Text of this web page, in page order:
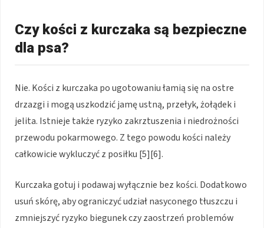
Czy kości z kurczaka są bezpieczne
dla psa?
Nie. Kości z kurczaka po ugotowaniu łamią się na ostre
drzazgi i mogą uszkodzić jamę ustną, przełyk, żołądek i
jelita. Istnieje także ryzyko zakrztuszenia i niedrożności
przewodu pokarmowego. Z tego powodu kości należy
całkowicie wykluczyć z posiłku [5][6].
Kurczaka gotuj i podawaj wyłącznie bez kości. Dodatkowo
usuń skórę, aby ograniczyć udział nasyconego tłuszczu i
zmniejszyć ryzyko biegunek czy zaostrzeń problemów